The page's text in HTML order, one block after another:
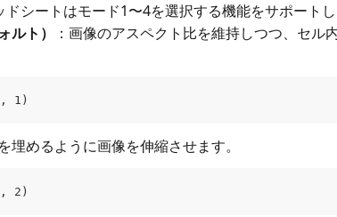
シートはモード1〜4を選択する機能をサポート
ルト）
：画像のアスペクト比を維持しつつ、セル
1)
埋めるように画像を伸縮させます。
2)